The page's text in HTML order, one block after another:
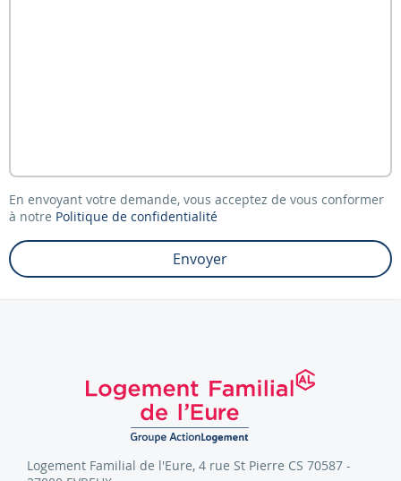
En envoyant votre demande, vous acceptez de vous conformer
à notre Politique de confidentialité
Envoyer
Logement Familial de l'Eure, 4 rue St Pierre CS 70587 -